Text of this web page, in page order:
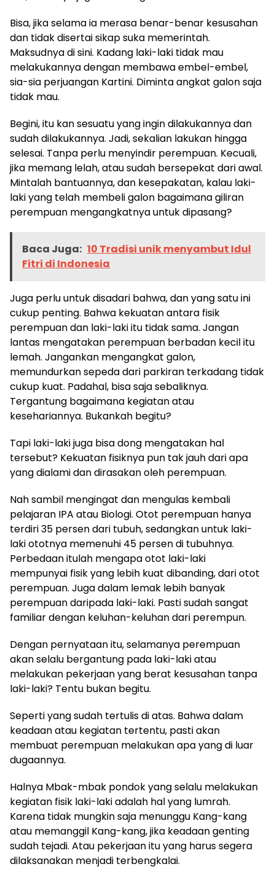
Bisa, jika selama ia merasa benar-benar kesusahan
dan tidak disertai sikap suka memerintah.
Maksudnya di sini. Kadang laki-laki tidak mau
melakukannya dengan membawa embel-embel,
sia-sia perjuangan Kartini. Diminta angkat galon saja
tidak mau.
Begini, itu kan sesuatu yang ingin dilakukannya dan
sudah dilakukannya. Jadi, sekalian lakukan hingga
selesai. Tanpa perlu menyindir perempuan. Kecuali,
jika memang lelah, atau sudah bersepekat dari awal.
Mintalah bantuannya, dan kesepakatan, kalau laki-
laki yang telah membeli galon bagaimana giliran
perempuan mengangkatnya untuk dipasang?
Baca Juga: 10 Tradisi unik menyambut Idul
Fitri di Indonesia
Juga perlu untuk disadari bahwa, dan yang satu ini
cukup penting. Bahwa kekuatan antara fisik
perempuan dan laki-laki itu tidak sama. Jangan
lantas mengatakan perempuan berbadan kecil itu
lemah. Jangankan mengangkat galon,
memundurkan sepeda dari parkiran terkadang tidak
cukup kuat. Padahal, bisa saja sebaliknya.
Tergantung bagaimana kegiatan atau
kesehariannya. Bukankah begitu?
Tapi laki-laki juga bisa dong mengatakan hal
tersebut? Kekuatan fisiknya pun tak jauh dari apa
yang dialami dan dirasakan oleh perempuan.
Nah sambil mengingat dan mengulas kembali
pelajaran IPA atau Biologi. Otot perempuan hanya
terdiri 35 persen dari tubuh, sedangkan untuk laki-
laki ototnya memenuhi 45 persen di tubuhnya.
Perbedaan itulah mengapa otot laki-laki
mempunyai fisik yang lebih kuat dibanding, dari otot
perempuan. Juga dalam lemak lebih banyak
perempuan daripada laki-laki. Pasti sudah sangat
familiar dengan keluhan-keluhan dari perempun.
Dengan pernyataan itu, selamanya perempuan
akan selalu bergantung pada laki-laki atau
melakukan pekerjaan yang berat kesusahan tanpa
laki-laki? Tentu bukan begitu.
Seperti yang sudah tertulis di atas. Bahwa dalam
keadaan atau kegiatan tertentu, pasti akan
membuat perempuan melakukan apa yang di luar
dugaannya.
Halnya Mbak-mbak pondok yang selalu melakukan
kegiatan fisik laki-laki adalah hal yang lumrah.
Karena tidak mungkin saja menunggu Kang-kang
atau memanggil Kang-kang, jika keadaan genting
sudah tejadi. Atau pekerjaan itu yang harus segera
dilaksanakan menjadi terbengkalai.